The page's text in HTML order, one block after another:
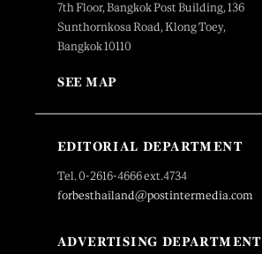
7th Floor, Bangkok Post Building, 136
Sunthornkosa Road, Klong Toey,
Bangkok 10110
SEE MAP
EDITORIAL DEPARTMENT
Tel. 0-2616-4666 ext.4734
forbesthailand@postintermedia.com
ADVERTISING DEPARTMENT